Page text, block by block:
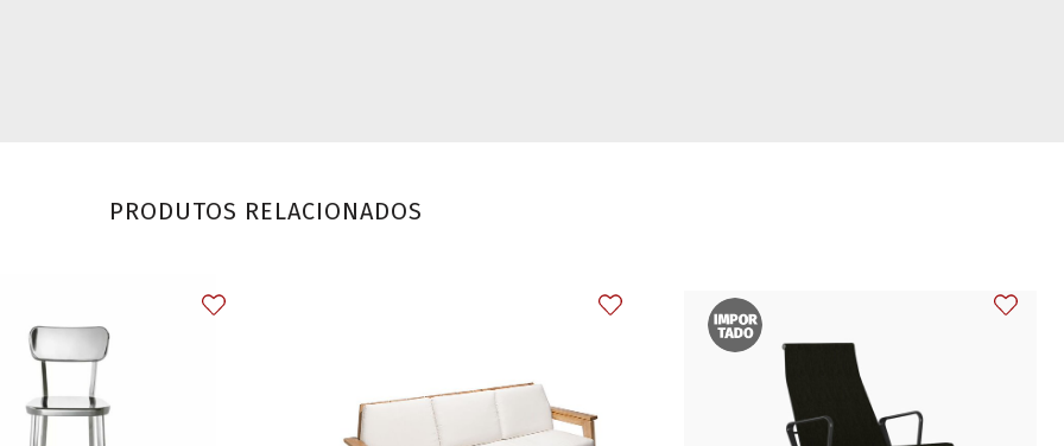
PRODUTOS RELACIONADOS